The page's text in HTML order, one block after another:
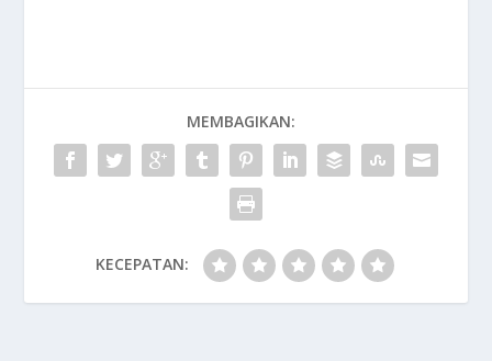
MEMBAGIKAN:
KECEPATAN: